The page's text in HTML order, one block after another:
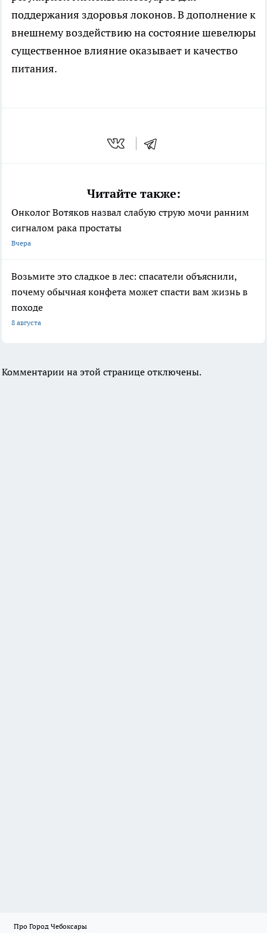
поддержания здоровья локонов. В дополнение к
внешнему воздействию на состояние шевелюры
существенное влияние оказывает и качество
питания.
Читайте также:
Онколог Вотяков назвал слабую струю мочи ранним
сигналом рака простаты
Вчера
Возьмите это сладкое в лес: спасатели объяснили,
почему обычная конфета может спасти вам жизнь в
походе
8 августа
Комментарии на этой странице отключены.
Про Город Чебоксары